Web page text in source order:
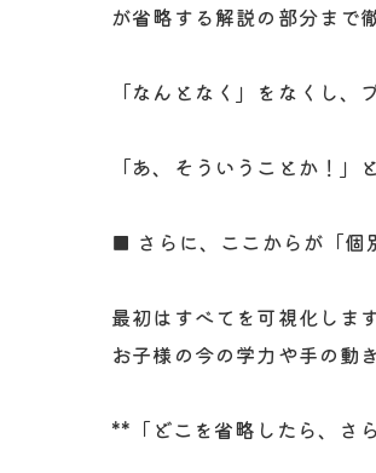
が省略する解説の部分まで
「なんとなく」をなくし
「あ、そういうことか！
■ さらに、ここからが「個
最初はすべてを可視化しま
お子様の今の学力や手の動
**「どこを省略したら、さ